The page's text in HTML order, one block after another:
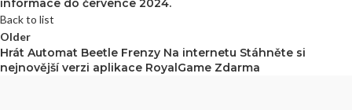
informace do července 2024.
Back to list
Older
Hrát Automat Beetle Frenzy Na internetu Stáhněte si
nejnovější verzi aplikace RoyalGame Zdarma